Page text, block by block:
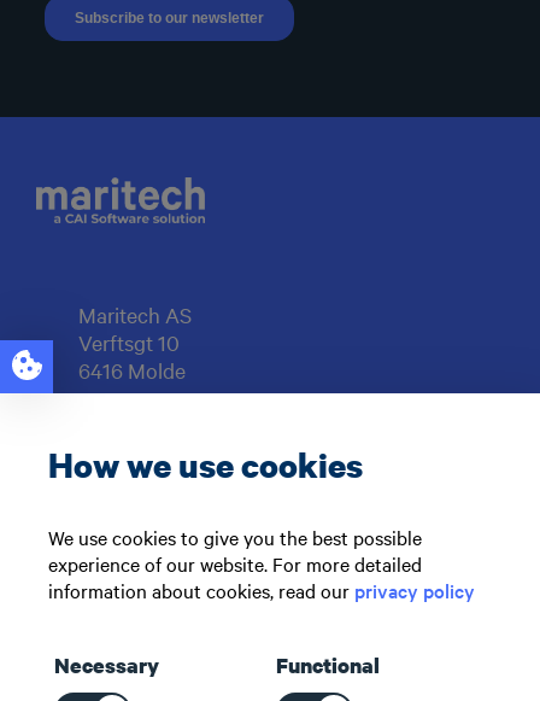
Maritech AS
Verftsgt 10
6416 Molde
Support: +47 71 51 73 00
sales@maritech.com
Følg oss i sosiale medier
How we use cookies
We use cookies to give you the best possible
experience of our website. For more detailed
information about cookies, read our privacy policy
Necessary Functional